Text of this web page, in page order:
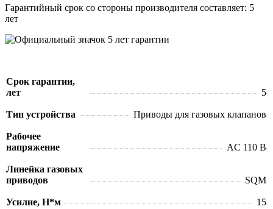
Гарантийный срок со стороны производителя составляет: 5
лет
Срок гарантии,
лет
5
Тип устройства Приводы для газовых клапанов
Рабочее
напряжение
AC 110 В
Линейка газовых
приводов
SQM
Усилие, Н*м 15